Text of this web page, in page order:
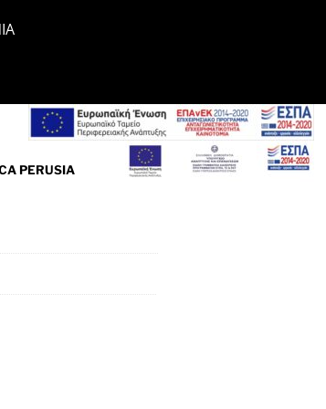
PERUSIA